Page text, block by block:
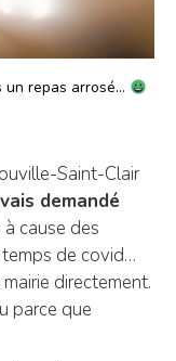
repas arrosé…
Saint-Clair
demandé
à cause des
de covid…
directement.
parce que